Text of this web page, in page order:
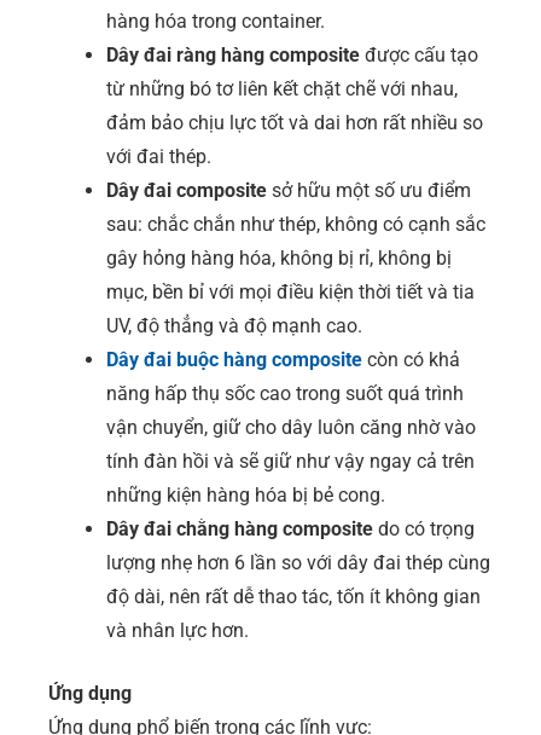
hàng hóa trong container.
Dây đai ràng hàng composite được cấu tạo
từ những bó tơ liên kết chặt chẽ với nhau,
đảm bảo chịu lực tốt và dai hơn rất nhiều so
với đai thép.
Dây đai composite sở hữu một số ưu điểm
sau: chắc chắn như thép, không có cạnh sắc
gây hỏng hàng hóa, không bị rỉ, không bị
mục, bền bỉ với mọi điều kiện thời tiết và tia
UV, độ thẳng và độ mạnh cao.
Dây đai buộc hàng composite còn có khả
năng hấp thụ sốc cao trong suốt quá trình
vận chuyển, giữ cho dây luôn căng nhờ vào
tính đàn hồi và sẽ giữ như vậy ngay cả trên
những kiện hàng hóa bị bẻ cong.
Dây đai chằng hàng composite do có trọng
lượng nhẹ hơn 6 lần so với dây đai thép cùng
độ dài, nên rất dễ thao tác, tốn ít không gian
và nhân lực hơn.
Ứng dụng
Ứng dụng phổ biến trong các lĩnh vực: